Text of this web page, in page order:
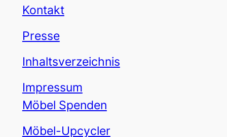
Kontakt
Presse
Inhaltsverzeichnis
Impressum
Möbel Spenden
Möbel-Upcycler